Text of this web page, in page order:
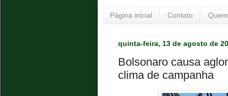
Página inicial Contato
quinta-feira, 13 de agosto de
Bolsonaro causa
clima de campanha